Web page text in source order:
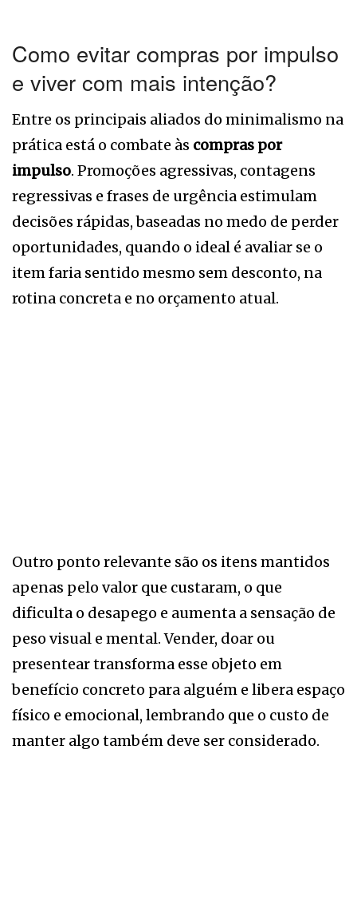
Como evitar compras por impulso
e viver com mais intenção?
Entre os principais aliados do minimalismo na
prática está o combate às compras por
impulso. Promoções agressivas, contagens
regressivas e frases de urgência estimulam
decisões rápidas, baseadas no medo de perder
oportunidades, quando o ideal é avaliar se o
item faria sentido mesmo sem desconto, na
rotina concreta e no orçamento atual.
Outro ponto relevante são os itens mantidos
apenas pelo valor que custaram, o que
dificulta o desapego e aumenta a sensação de
peso visual e mental. Vender, doar ou
presentear transforma esse objeto em
benefício concreto para alguém e libera espaço
físico e emocional, lembrando que o custo de
manter algo também deve ser considerado.